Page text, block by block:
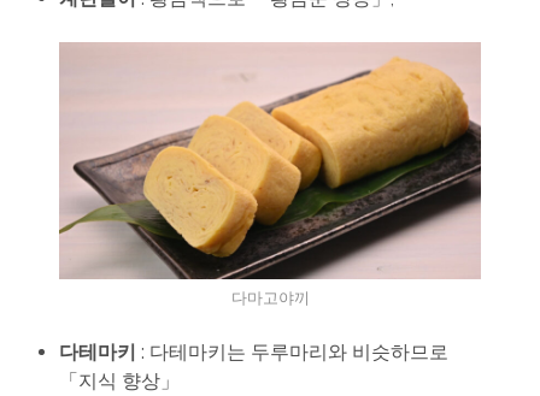
다마고야끼
다테마키 : 다테마키는 두루마리와 비슷하므로
「지식 향상」